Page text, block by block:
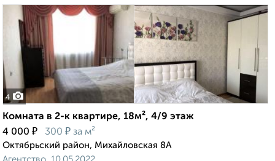
4
Комната в 2-к квартире, 18м², 4/9 этаж
4 000 ₽ 300 ₽ за м²
Октябрьский район, Михайловская 8А